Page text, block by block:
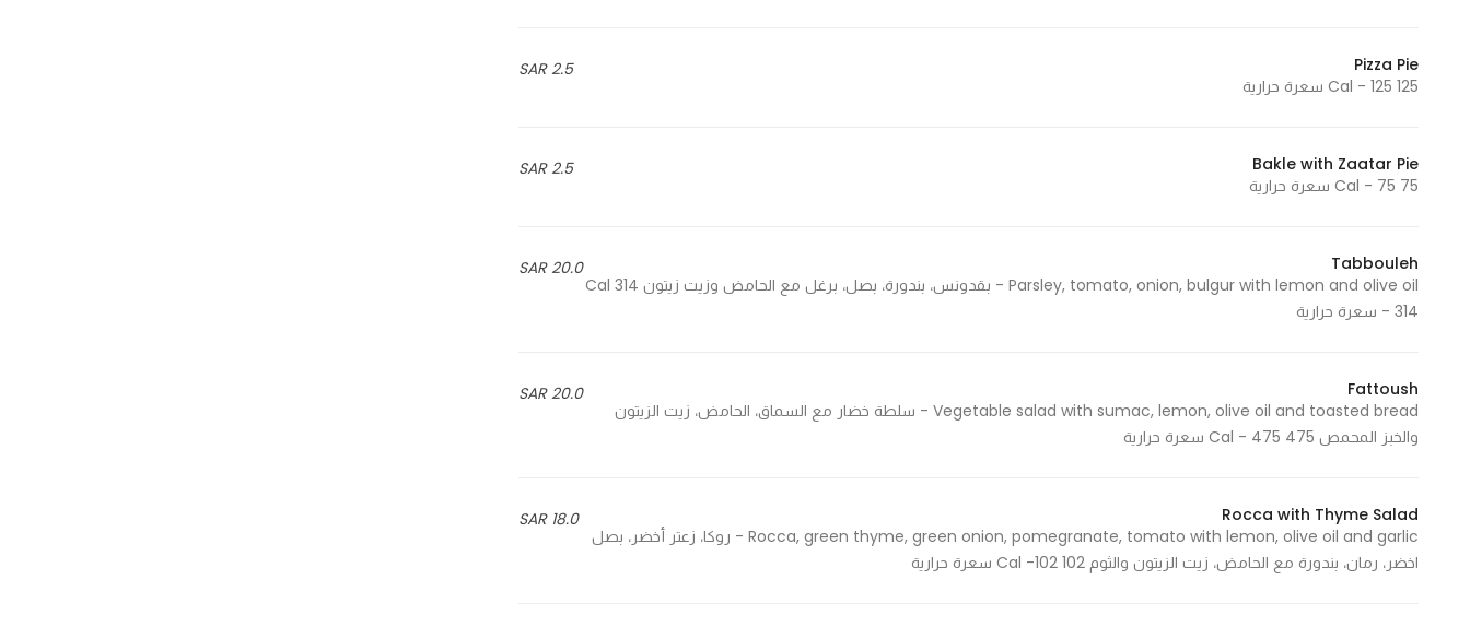
2.5 SAR
Pizza Pie
125 Cal - 125 سعرة حرارية
2.5 SAR
Bakle with Zaatar Pie
75 Cal - 75 سعرة حرارية
20.0 SAR
Tabbouleh
Parsley, tomato, onion, bulgur with lemon and olive oil - بقدونس، بندورة، بصل، برغل مع الحامض وزيت زيتون 314 Cal
- 314 سعرة حرارية
20.0 SAR
Fattoush
Vegetable salad with sumac, lemon, olive oil and toasted bread - سلطة خضار مع السماق، الحامض، زيت الزيتون
والخبز المحمص 475 Cal - 475 سعرة حرارية
18.0 SAR
Rocca with Thyme Salad
Rocca, green thyme, green onion, pomegranate, tomato with lemon, olive oil and garlic - روكا، زعتر أخضر، بصل
اخضر، رمان، بندورة مع الحامض، زيت الزيتون والثوم 102 Cal -102 سعرة حرارية